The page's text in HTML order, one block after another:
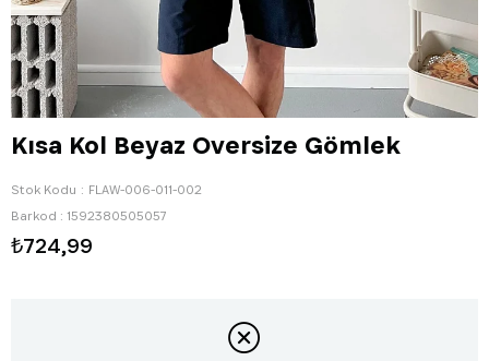
Kısa Kol Beyaz Oversize Gömlek
Stok Kodu
FLAW-006-011-002
Barkod : 1592380505057
₺724,99